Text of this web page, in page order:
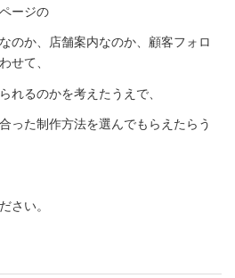
ージの
のか、店舗案内なのか、顧客フォロ
せて、
れるのかを考えたうえで、
った制作方法を選んでもらえたらう
さい。